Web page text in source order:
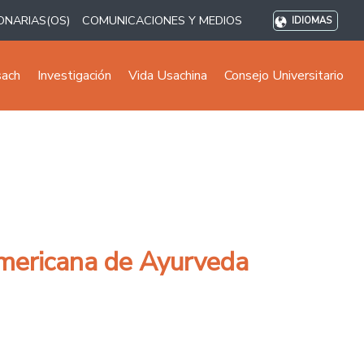
COMUNICACIONES Y MEDIOS IDIOMAS
Investigación Vida Usachina Consejo Universitario
de Ayurveda